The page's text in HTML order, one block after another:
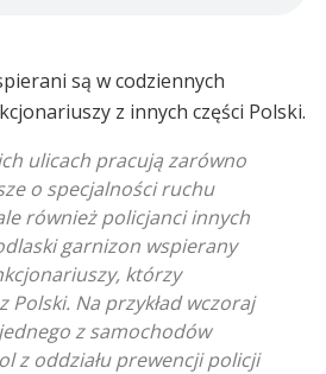
są w codziennych
z innych części Polski.
ulicach pracują zarówno
o specjalności ruchu
również policjanci innych
garnizon wspierany
którzy
Polski. Na przykład wczoraj
z samochodów
z oddziału prewencji policji